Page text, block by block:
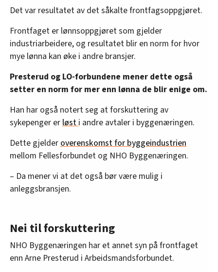
Det var resultatet av det såkalte frontfagsoppgjøret.
Frontfaget er lønnsoppgjøret som gjelder
industriarbeidere, og resultatet blir en norm for hvor
mye lønna kan øke i andre bransjer.
Presterud og LO-forbundene mener dette også
setter en norm for mer enn lønna de blir enige om.
Han har også notert seg at forskuttering av
sykepenger erløsti andre avtaler i byggenæringen.
Dette gjelderoverenskomst for byggeindustrien
mellom Fellesforbundet og NHO Byggenæringen.
– Da mener vi at det også bør være mulig i
anleggsbransjen.
Nei til forskuttering
NHO Byggenæringen har et annet syn på frontfaget
enn Arne Presterud i Arbeidsmandsforbundet.